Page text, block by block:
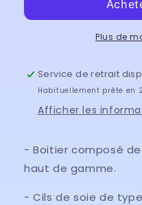
0.05
-
0.05
Mixte
Plus de
Service de retrait
Habituellement prête en
Afficher les
- Boitier composé
haut de gamme.
- Cils de soie de